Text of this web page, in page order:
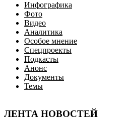
Инфографика
Фото
Видео
Аналитика
Особое мнение
Спецпроекты
Подкасты
Анонс
Документы
Темы
ЛЕНТА НОВОСТЕЙ